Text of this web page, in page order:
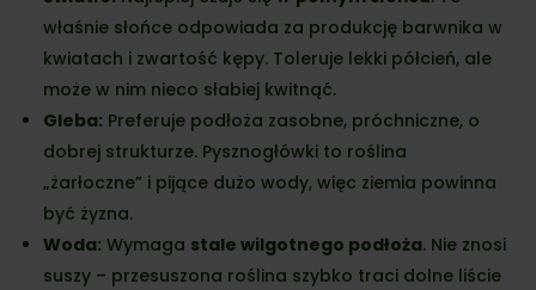
właśnie słońce odpowiada za produkcję barwnika w
kwiatach i zwartość kępy. Toleruje lekki półcień, ale
może w nim nieco słabiej kwitnąć.
Gleba: Preferuje podłoża zasobne, próchniczne, o
dobrej strukturze. Pysznogłówki to roślina
„żarłoczne” i pijące dużo wody, więc ziemia powinna
być żyzna.
Woda: Wymaga stale wilgotnego podłoża. Nie znosi
suszy – przesuszona roślina szybko traci dolne liście